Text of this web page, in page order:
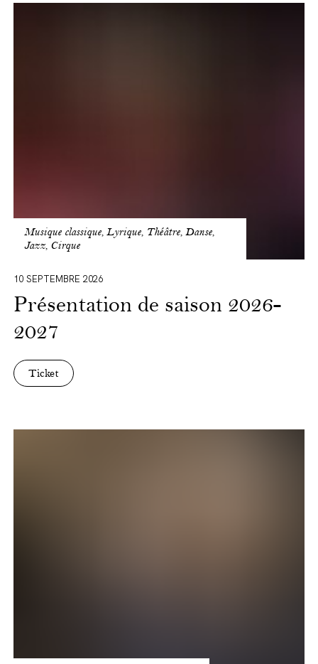
Musique classique, Lyrique, Théâtre, Danse,
Jazz, Cirque
10 SEPTEMBRE 2026
Présentation de saison 2026-
2027
Ticket